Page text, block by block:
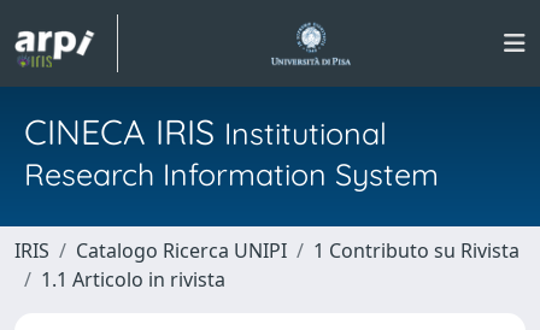
CINECA IRIS Institutional
Research Information System
IRIS Catalogo Ricerca UNIPI
1 Contributo su Rivista
1.1 Articolo in rivista